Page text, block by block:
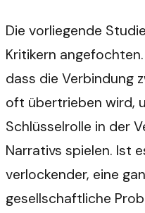
Die vorliegende
Kritikern
dass die Verbindung
oft übertrieben wird,
Schlüsselrolle in der
Narrativs spielen. Ist
verlockender, eine
gesellschaftliche